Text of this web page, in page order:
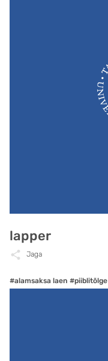
lapper
Jaga
#alamsaksa laen #piiblitõlge